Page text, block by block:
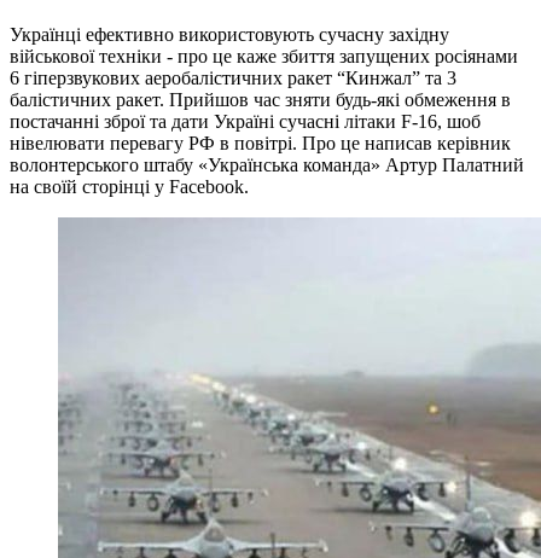
Українці ефективно використовують сучасну західну
військової техніки - про це каже збиття запущених росіянами
6 гіперзвукових аеробалістичних ракет “Кинжал” та 3
балістичних ракет. Прийшов час зняти будь-які обмеження в
постачанні зброї та дати Україні сучасні літаки F-16, шоб
нівелювати перевагу РФ в повітрі. Про це написав керівник
волонтерського штабу «Українська команда» Артур Палатний
на своїй сторінці у Facebook.